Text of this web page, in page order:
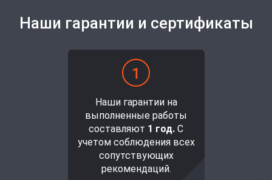
Наши гарантии и сертификаты
Наши гарантии на
выполненные работы
составляют 1 год. С
учетом соблюдения всех
сопутствующих
рекомендаций.